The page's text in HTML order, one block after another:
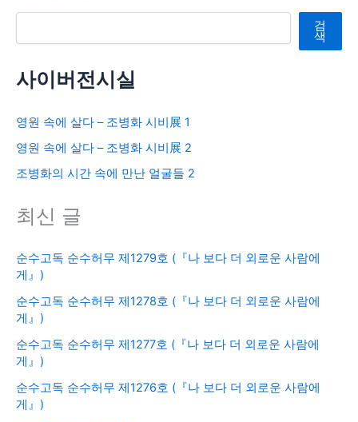
검색 검
색
사이버전시실
영원 속에 살다 – 조병화 시비展 1
영원 속에 살다 – 조병화 시비展 2
조병화의 시간 속에 만난 얼굴들 2
최신 글
순수고독 순수허무 제1279호 (『나 보다 더 외로운 사람에
게』)
순수고독 순수허무 제1278호 (『나 보다 더 외로운 사람에
게』)
순수고독 순수허무 제1277호 (『나 보다 더 외로운 사람에
게』)
순수고독 순수허무 제1276호 (『나 보다 더 외로운 사람에
게』)